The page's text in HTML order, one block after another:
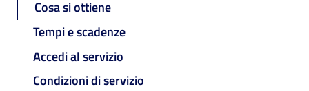
Cosa si ottiene
Tempi e scadenze
Accedi al servizio
Condizioni di servizio